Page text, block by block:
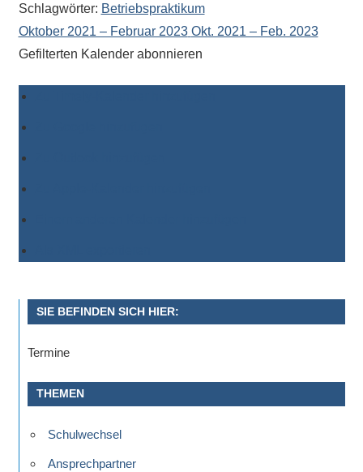
Schlagwörter: Betriebspraktikum
Oktober 2021 – Februar 2023 Okt. 2021 – Feb. 2023
Gefilterten Kalender abonnieren
SIE BEFINDEN SICH HIER:
Termine
THEMEN
Schulwechsel
Ansprechpartner